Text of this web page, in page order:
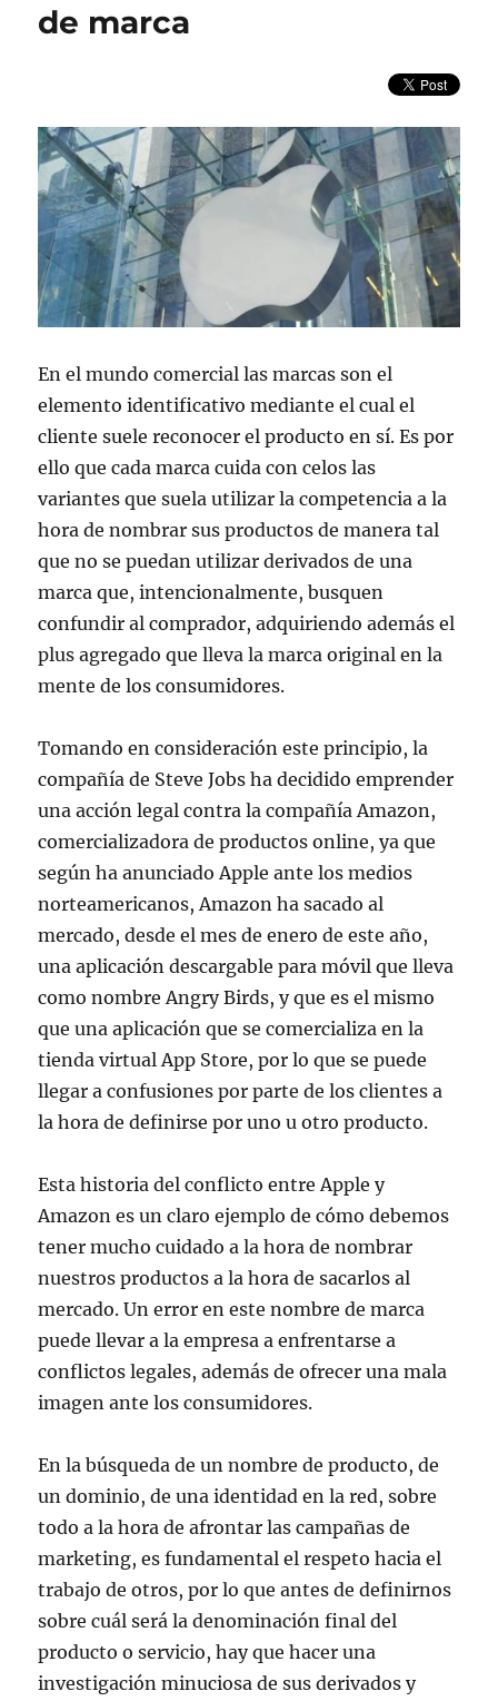
de marca
En el mundo comercial las marcas son el
elemento identificativo mediante el cual el
cliente suele reconocer el producto en sí. Es por
ello que cada marca cuida con celos las
variantes que suela utilizar la competencia a la
hora de nombrar sus productos de manera tal
que no se puedan utilizar derivados de una
marca que, intencionalmente, busquen
confundir al comprador, adquiriendo además el
plus agregado que lleva la marca original en la
mente de los consumidores.
Tomando en consideración este principio, la
compañía de Steve Jobs ha decidido emprender
una acción legal contra la compañía Amazon,
comercializadora de productos online, ya que
según ha anunciado Apple ante los medios
norteamericanos, Amazon ha sacado al
mercado, desde el mes de enero de este año,
una aplicación descargable para móvil que lleva
como nombre Angry Birds, y que es el mismo
que una aplicación que se comercializa en la
tienda virtual App Store, por lo que se puede
llegar a confusiones por parte de los clientes a
la hora de definirse por uno u otro producto.
Esta historia del conflicto entre Apple y
Amazon es un claro ejemplo de cómo debemos
tener mucho cuidado a la hora de nombrar
nuestros productos a la hora de sacarlos al
mercado. Un error en este nombre de marca
puede llevar a la empresa a enfrentarse a
conflictos legales, además de ofrecer una mala
imagen ante los consumidores.
En la búsqueda de un nombre de producto, de
un dominio, de una identidad en la red, sobre
todo a la hora de afrontar las campañas de
marketing, es fundamental el respeto hacia el
trabajo de otros, por lo que antes de definirnos
sobre cuál será la denominación final del
producto o servicio, hay que hacer una
investigación minuciosa de sus derivados y